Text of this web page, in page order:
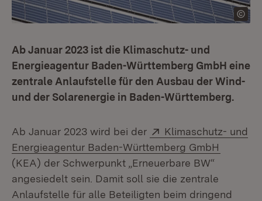
Ab Januar 2023 ist die Klimaschutz- und
Energieagentur Baden-Württemberg GmbH eine
zentrale Anlaufstelle für den Ausbau der Wind-
und der Solarenergie in Baden-Württemberg.
Ab Januar 2023 wird bei der Extern:
Klimaschutz- und
Energieagentur Baden-Württemberg GmbH
(KEA) der Schwerpunkt „Erneuerbare BW“
angesiedelt sein. Damit soll sie die zentrale
Anlaufstelle für alle Beteiligten beim dringend